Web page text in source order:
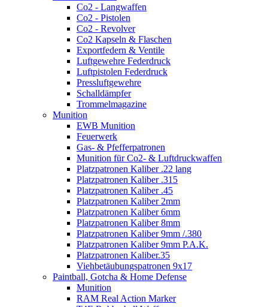
Co2 - Langwaffen
Co2 - Pistolen
Co2 - Revolver
Co2 Kapseln & Flaschen
Exportfedern & Ventile
Luftgewehre Federdruck
Luftpistolen Federdruck
Pressluftgewehre
Schalldämpfer
Trommelmagazine
Munition
EWB Munition
Feuerwerk
Gas- & Pfefferpatronen
Munition für Co2- & Luftdruckwaffen
Platzpatronen Kaliber .22 lang
Platzpatronen Kaliber .315
Platzpatronen Kaliber .45
Platzpatronen Kaliber 2mm
Platzpatronen Kaliber 6mm
Platzpatronen Kaliber 8mm
Platzpatronen Kaliber 9mm /.380
Platzpatronen Kaliber 9mm P.A.K.
Platzpatronen Kaliber.35
Viehbetäubungspatronen 9x17
Paintball, Gotcha & Home Defense
Munition
RAM Real Action Marker